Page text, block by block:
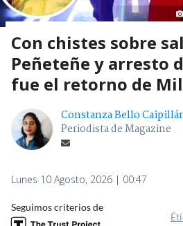
Con chistes sobre
Peñeteñe y arresto
fue el retorno de
Constanza Bello
Periodista de Magazine
Lunes 10 Agosto, 2026 | 00:47
Seguimos criterios de